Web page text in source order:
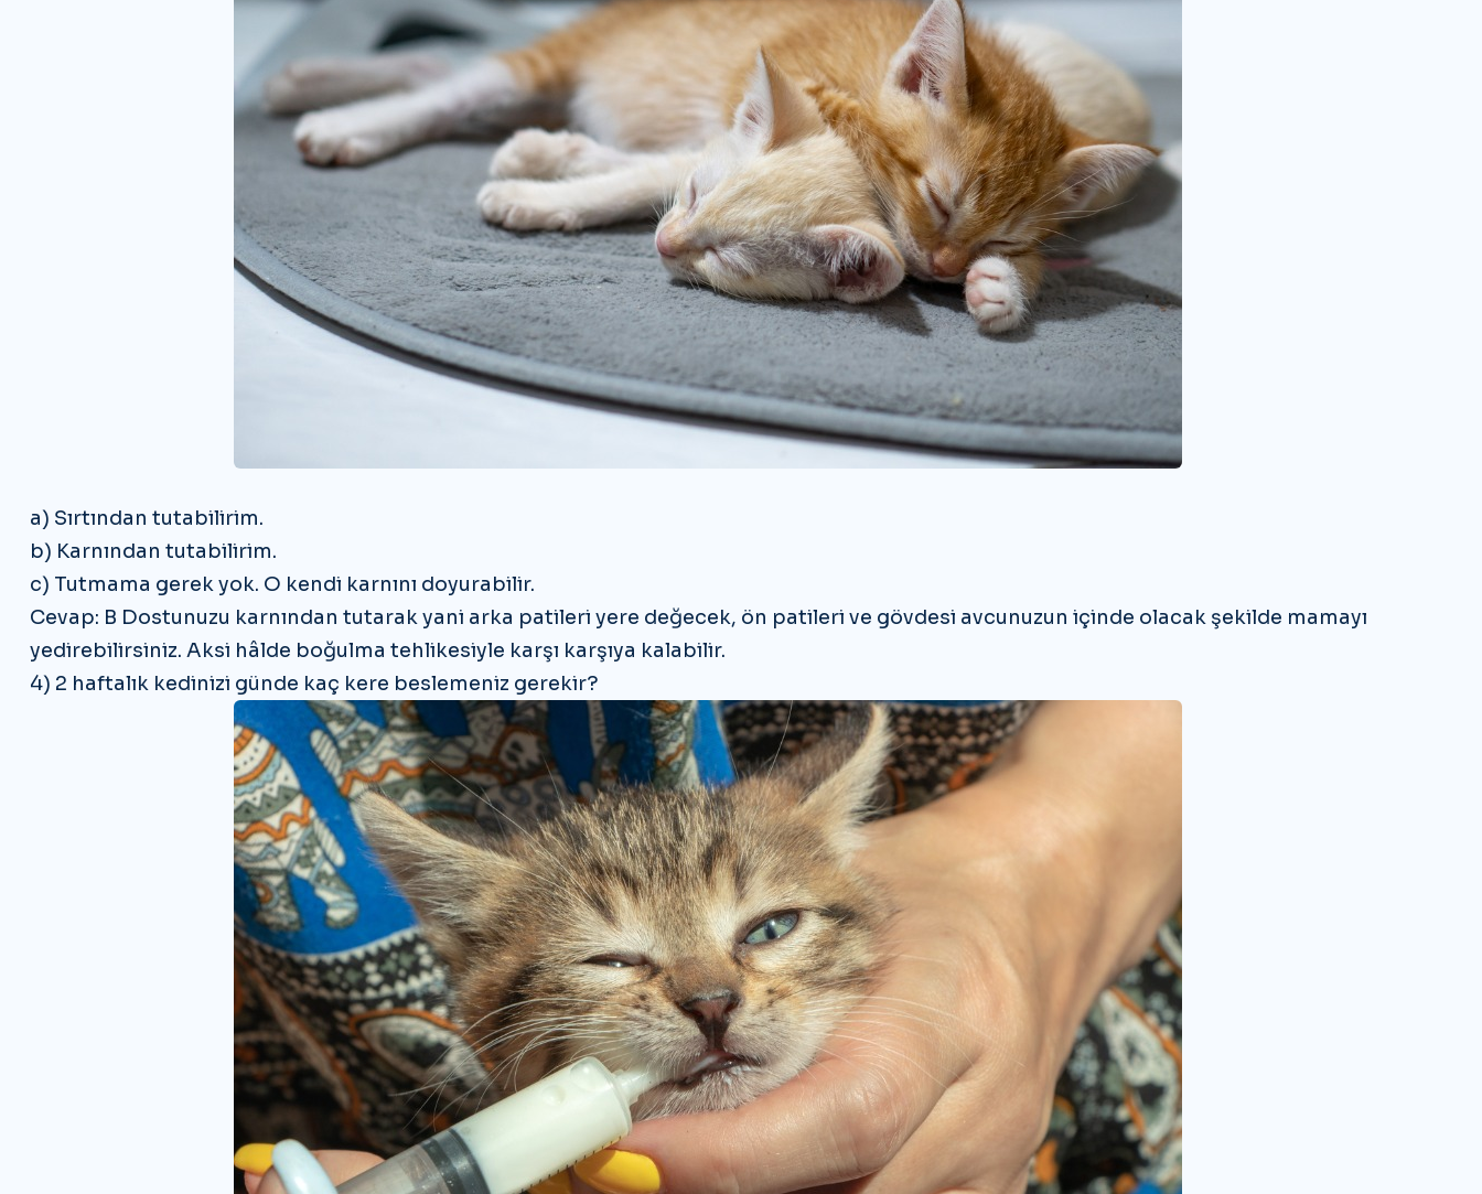
a) Sırtından tutabilirim.
b) Karnından tutabilirim.
c) Tutmama gerek yok. O kendi karnını doyurabilir.
Cevap: B Dostunuzu karnından tutarak yani arka patileri yere değecek, ön patileri ve gövdesi avcunuzun içinde olacak şekilde mamayı
yedirebilirsiniz. Aksi hâlde boğulma tehlikesiyle karşı karşıya kalabilir.
4) 2 haftalık kedinizi günde kaç kere beslemeniz gerekir?